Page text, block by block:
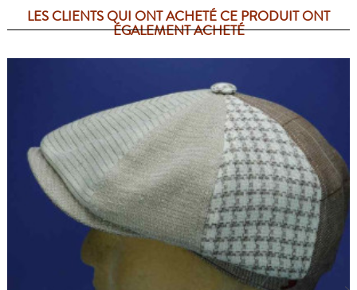
LES CLIENTS QUI ONT ACHETÉ CE PRODUIT ONT
ÉGALEMENT ACHETÉ